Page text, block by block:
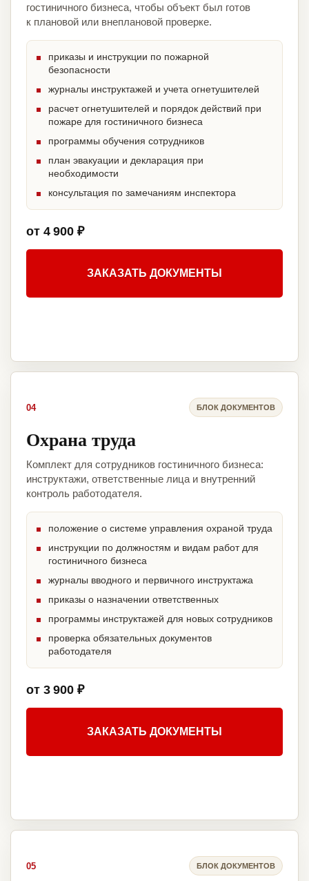
гостиничного бизнеса, чтобы объект был готов
к плановой или внеплановой проверке.
приказы и инструкции по пожарной
безопасности
журналы инструктажей и учета огнетушителей
расчет огнетушителей и порядок действий при
пожаре для гостиничного бизнеса
программы обучения сотрудников
план эвакуации и декларация при
необходимости
консультация по замечаниям инспектора
от 4 900 ₽
ЗАКАЗАТЬ ДОКУМЕНТЫ
04 БЛОК ДОКУМЕНТОВ
Охрана труда
Комплект для сотрудников гостиничного бизнеса:
инструктажи, ответственные лица и внутренний
контроль работодателя.
положение о системе управления охраной труда
инструкции по должностям и видам работ для
гостиничного бизнеса
журналы вводного и первичного инструктажа
приказы о назначении ответственных
программы инструктажей для новых сотрудников
проверка обязательных документов
работодателя
от 3 900 ₽
ЗАКАЗАТЬ ДОКУМЕНТЫ
05 БЛОК ДОКУМЕНТОВ